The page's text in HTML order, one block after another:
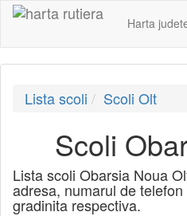
Harta
Lista scoli Scoli Olt
Scoli
Lista scoli Obarsia Noua
adresa, numarul de
gradinita respectiva.